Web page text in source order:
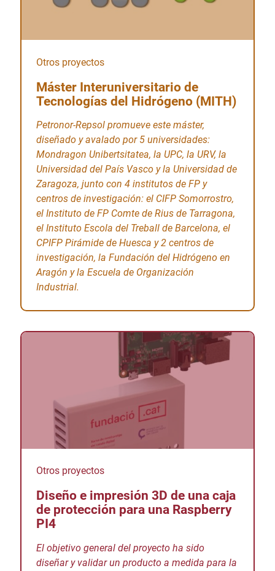
Otros proyectos
Máster Interuniversitario de
Tecnologías del Hidrógeno (MITH)
Petronor-Repsol promueve este máster,
diseñado y avalado por 5 universidades:
Mondragon Unibertsitatea, la UPC, la URV, la
Universidad del País Vasco y la Universidad de
Zaragoza, junto con 4 institutos de FP y
centros de investigación: el CIFP Somorrostro,
el Instituto de FP Comte de Rius de Tarragona,
el Instituto Escola del Treball de Barcelona, el
CPIFP Pirámide de Huesca y 2 centros de
investigación, la Fundación del Hidrógeno en
Aragón y la Escuela de Organización
Industrial.
Otros proyectos
Diseño e impresión 3D de una caja
de protección para una Raspberry
PI4
El objetivo general del proyecto ha sido
diseñar y validar un producto a medida para la